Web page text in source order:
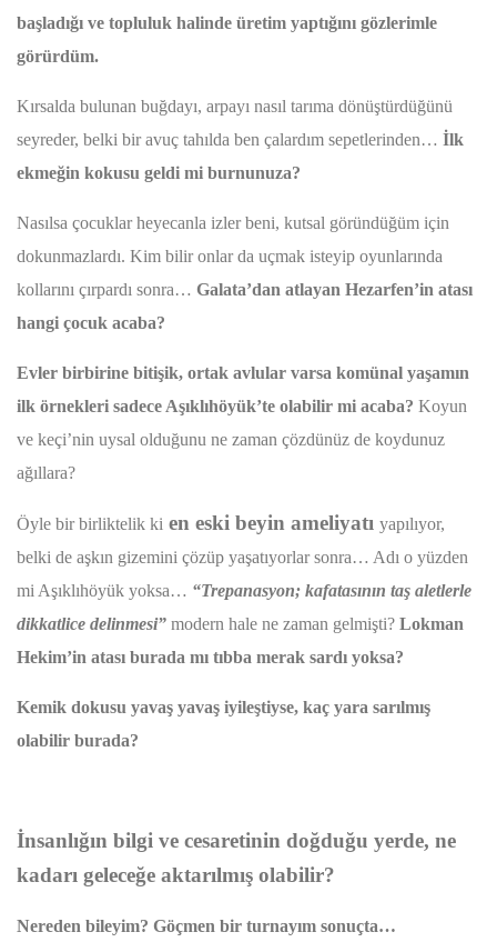
başladığı ve topluluk halinde üretim yaptığını gözlerimle
görürdüm.
Kırsalda bulunan buğdayı, arpayı nasıl tarıma dönüştürdüğünü
seyreder, belki bir avuç tahılda ben çalardım sepetlerinden… İlk
ekmeğin kokusu geldi mi burnunuza?
Nasılsa çocuklar heyecanla izler beni, kutsal göründüğüm için
dokunmazlardı. Kim bilir onlar da uçmak isteyip oyunlarında
kollarını çırpardı sonra… Galata’dan atlayan Hezarfen’in atası
hangi çocuk acaba?
Evler birbirine bitişik, ortak avlular varsa komünal yaşamın
ilk örnekleri sadece Aşıklıhöyük’te olabilir mi acaba? Koyun
ve keçi’nin uysal olduğunu ne zaman çözdünüz de koydunuz
ağıllara?
Öyle bir birliktelik ki en eski beyin ameliyatı yapılıyor,
belki de aşkın gizemini çözüp yaşatıyorlar sonra… Adı o yüzden
mi Aşıklıhöyük yoksa… “Trepanasyon; kafatasının taş aletlerle
dikkatlice delinmesi” modern hale ne zaman gelmişti? Lokman
Hekim’in atası burada mı tıbba merak sardı yoksa?
Kemik dokusu yavaş yavaş iyileştiyse, kaç yara sarılmış
olabilir burada?
İnsanlığın bilgi ve cesaretinin doğduğu yerde, ne
kadarı geleceğe aktarılmış olabilir?
Nereden bileyim? Göçmen bir turnayım sonuçta…